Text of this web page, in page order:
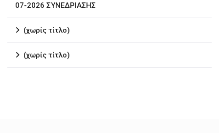
07-2026 ΣΥΝΕΔΡΙΑΣΗΣ
(χωρίς τίτλο)
(χωρίς τίτλο)